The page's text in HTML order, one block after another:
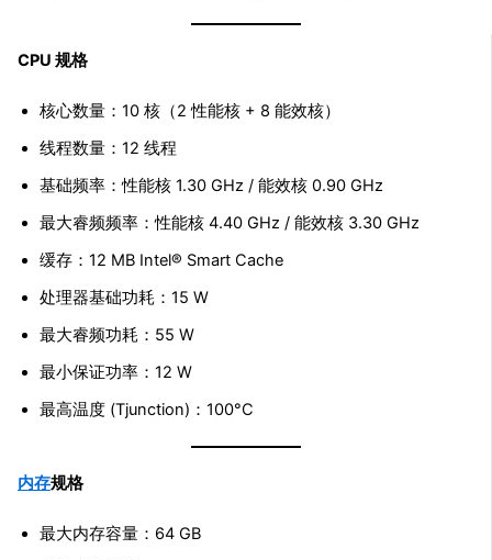
CPU 规格
核心数量：10 核（2 性能核 + 8 能效核）
线程数量：12 线程
基础频率：性能核 1.30 GHz / 能效核 0.90 GHz
最大睿频频率：性能核 4.40 GHz / 能效核 3.30 GHz
缓存：12 MB Intel® Smart Cache
处理器基础功耗：15 W
最大睿频功耗：55 W
最小保证功率：12 W
最高温度 (Tjunction)：100°C
内存规格
最大内存容量：64 GB